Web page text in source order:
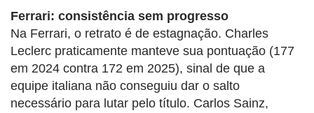
Ferrari: consistência sem progresso
Na Ferrari, o retrato é de estagnação. Charles
Leclerc praticamente manteve sua pontuação (177
em 2024 contra 172 em 2025), sinal de que a
equipe italiana não conseguiu dar o salto
necessário para lutar pelo título. Carlos Sainz,